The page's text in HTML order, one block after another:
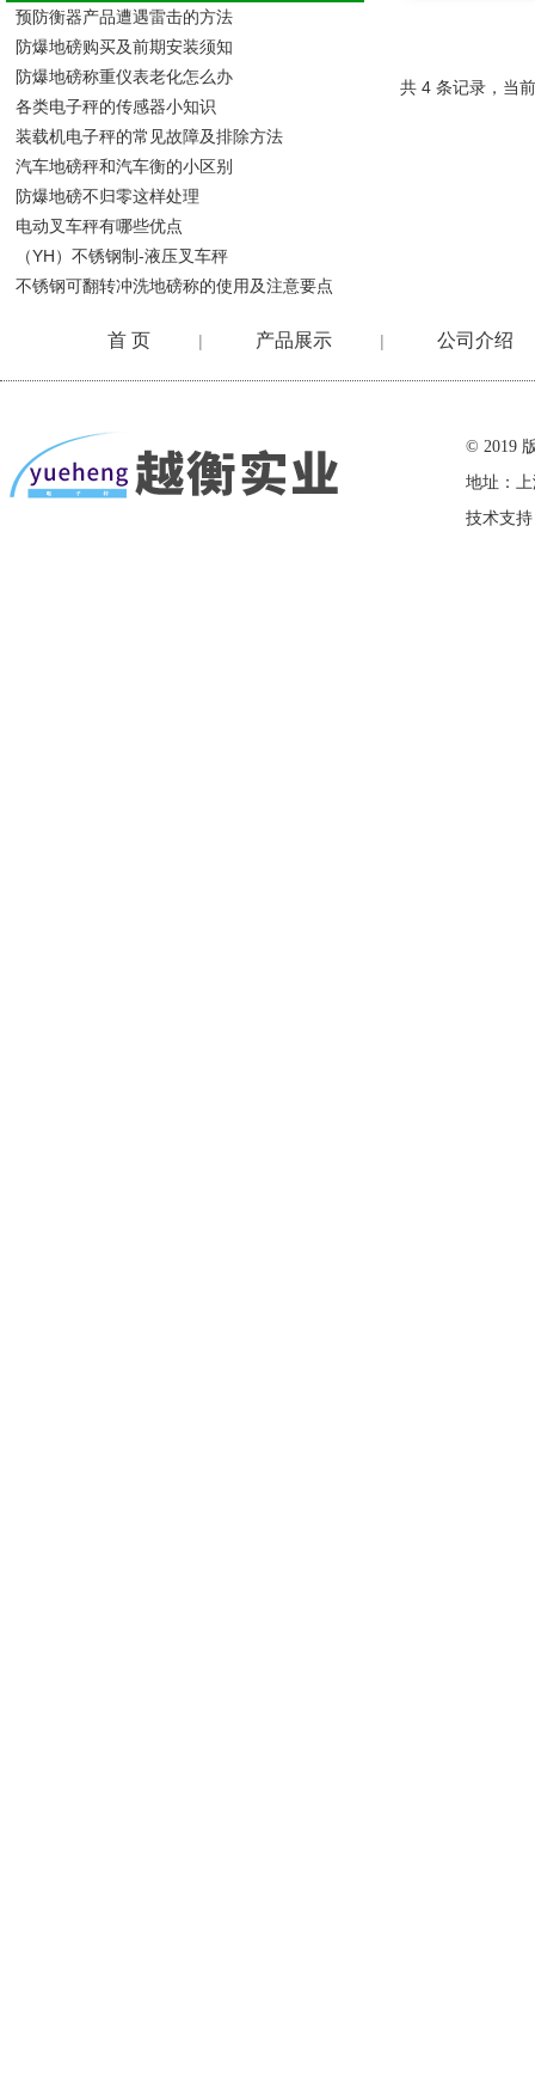
共 4 条记录，当
预防衡器产品遭遇雷击的方法
防爆地磅购买及前期安装须知
防爆地磅称重仪表老化怎么办
各类电子秤的传感器小知识
装载机电子秤的常见故障及排除方法
汽车地磅秤和汽车衡的小区别
防爆地磅不归零这样处理
电动叉车秤有哪些优点
（YH）不锈钢制-液压叉车秤
不锈钢可翻转冲洗地磅称的使用及注意要点
首 页 | 产品展示 | 公司介绍
© 2019
地址：
技术支